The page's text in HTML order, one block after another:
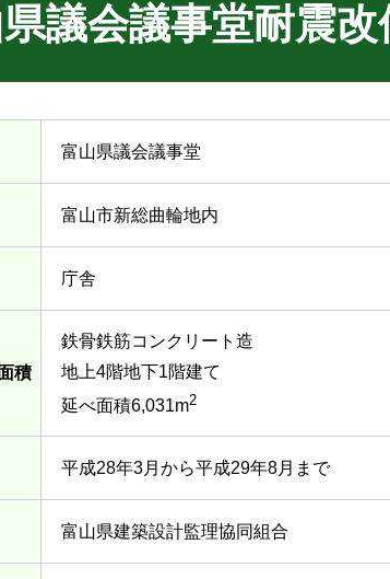
議会議事堂耐震改
富山県議会議事堂
富山市新総曲輪地内
庁舎
積
鉄骨鉄筋コンクリート造
地上4階地下1階建て
延べ面積6,031m2
平成28年3月から平成29年8月まで
富山県建築設計監理協同組合